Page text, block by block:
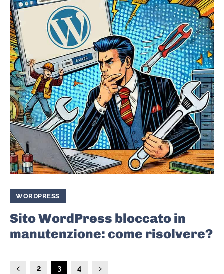
WORDPRESS
Sito WordPress bloccato in
manutenzione: come risolvere?
2 3 4